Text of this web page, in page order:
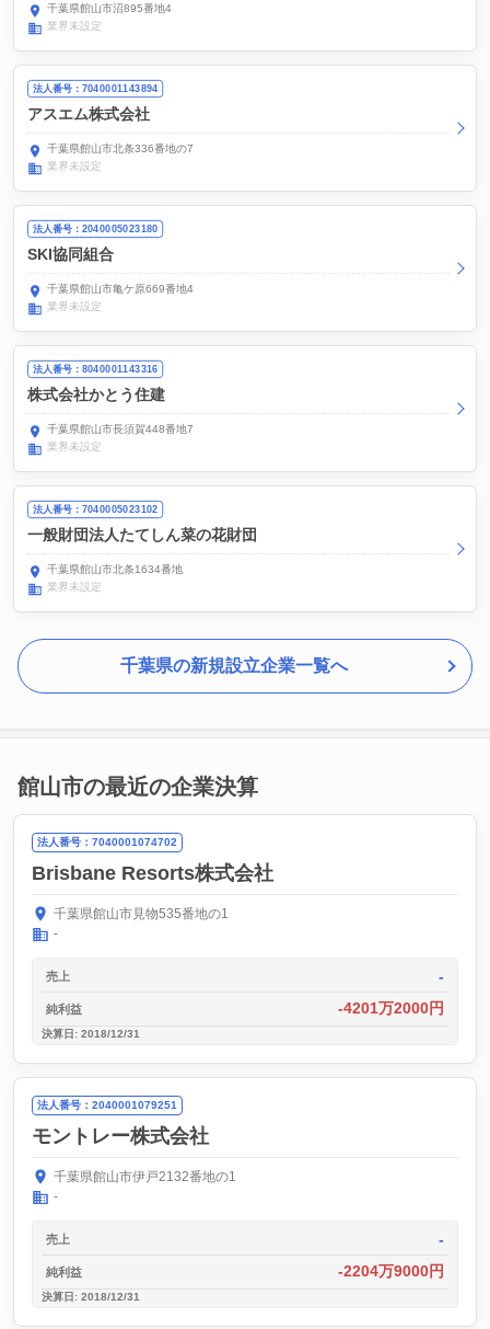
千葉県館山市沼895番地4
業界未設定
法人番号：7040001143894
アスエム株式会社
千葉県館山市北条336番地の7
業界未設定
法人番号：2040005023180
SKI協同組合
千葉県館山市亀ケ原669番地4
業界未設定
法人番号：8040001143316
株式会社かとう住建
千葉県館山市長須賀448番地7
業界未設定
法人番号：7040005023102
一般財団法人たてしん菜の花財団
千葉県館山市北条1634番地
業界未設定
千葉県の新規設立企業一覧へ
館山市の最近の企業決算
法人番号：7040001074702
Brisbane Resorts株式会社
千葉県館山市見物535番地の1
-
売上 -
純利益 -4201万2000円
決算日: 2018/12/31
法人番号：2040001079251
モントレー株式会社
千葉県館山市伊戸2132番地の1
-
売上 -
純利益 -2204万9000円
決算日: 2018/12/31